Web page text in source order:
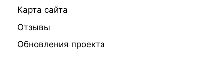
Карта сайта
Отзывы
Обновления проекта